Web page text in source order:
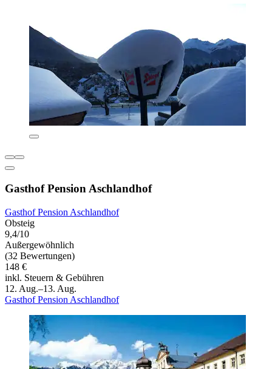
Gasthof Pension Aschlandhof
Gasthof Pension Aschlandhof
Obsteig
9,4/10
Außergewöhnlich
(32 Bewertungen)
148 €
inkl. Steuern & Gebühren
12. Aug.–13. Aug.
Gasthof Pension Aschlandhof